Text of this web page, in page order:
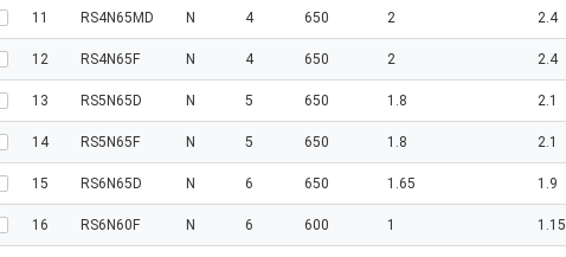
11 RS4N65MD N 4 650 2 2.4
12 RS4N65F N 4 650 2 2.4
13 RS5N65D N 5 650 1.8 2.1
14 RS5N65F N 5 650 1.8 2.1
15 RS6N65D N 6 650 1.65 1.9
16 RS6N60F N 6 600 1 1.15